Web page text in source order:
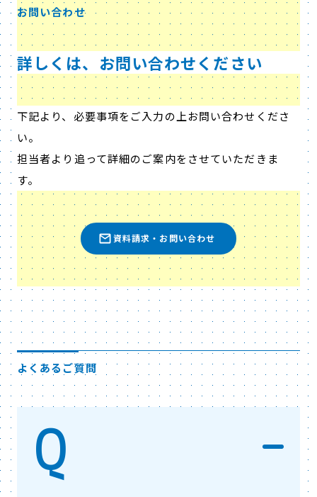
お問い合わせ
詳しくは、お問い合わせください
下記より、必要事項をご入力の上お問い合わせくださ
い。
担当者より追って詳細のご案内をさせていただきま
す。
資料請求・お問い合わせ
よくあるご質問